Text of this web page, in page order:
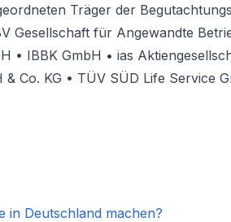
Träger der
Gesellschaft für Angewandte
• IBBK GmbH • ias
Co. KG • TÜV SÜD Life Service
in Deutschland machen?